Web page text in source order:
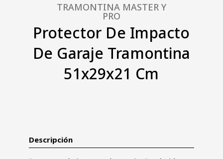
TRAMONTINA MASTER Y
PRO
Protector De Impacto
De Garaje Tramontina
51x29x21 Cm
Descripción